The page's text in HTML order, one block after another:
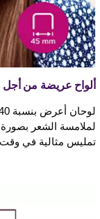
ألواح عريضة من
لملامسة الشعر
تمليس مثالية في